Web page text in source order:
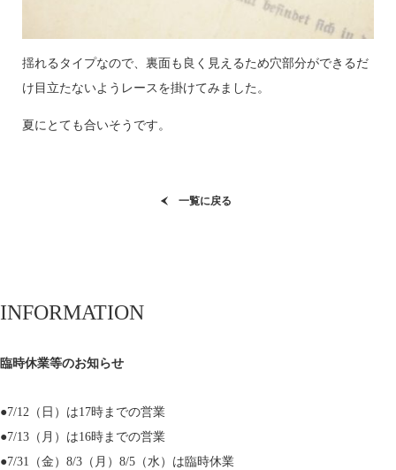
揺れるタイプなので、裏面も良く見えるため穴部分ができるだ
け目立たないようレースを掛けてみました。
夏にとても合いそうです。
一覧に戻る
INFORMATION
臨時休業等のお知らせ
●7/12（日）は17時までの営業
●7/13（月）は16時までの営業
●7/31（金）8/3（月）8/5（水）は臨時休業